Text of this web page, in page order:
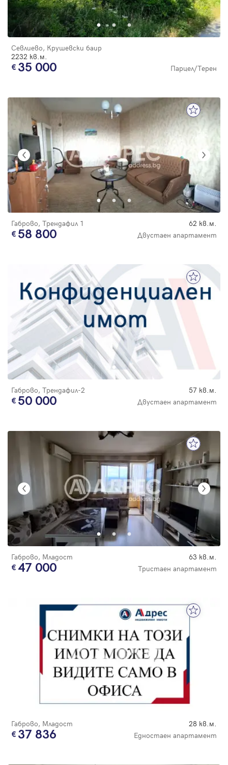
Севлиево, Крушевски баир
2232 кв.м.
35 000 Парцел/Терен
Габрово, Трендафил 1 62 кв.м.
58 800 Двустаен апартамент
Габрово, Трендафил-2 57 кв.м.
50 000 Двустаен апартамент
Габрово, Младост 63 кв.м.
47 000 Тристаен апартамент
Габрово, Младост 28 кв.м.
37 836 Едностаен апартамент